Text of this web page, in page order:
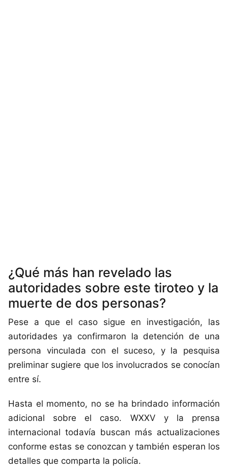
¿Qué más han revelado las
autoridades sobre este tiroteo y la
muerte de dos personas?
Pese a que el caso sigue en investigación, las
autoridades ya confirmaron la detención de una
persona vinculada con el suceso, y la pesquisa
preliminar sugiere que los involucrados se conocían
entre sí.
Hasta el momento, no se ha brindado información
adicional sobre el caso. WXXV y la prensa
internacional todavía buscan más actualizaciones
conforme estas se conozcan y también esperan los
detalles que comparta la policía.